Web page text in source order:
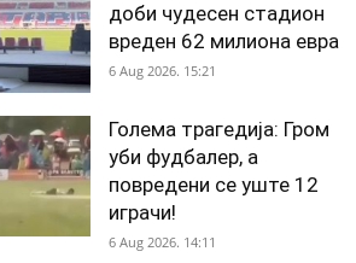
доби чудесен стадион
вреден 62 милиона евра
6 Aug 2026. 15:21
Голема трагедија: Гром
уби фудбалер, а
повредени се уште 12
играчи!
6 Aug 2026. 14:11